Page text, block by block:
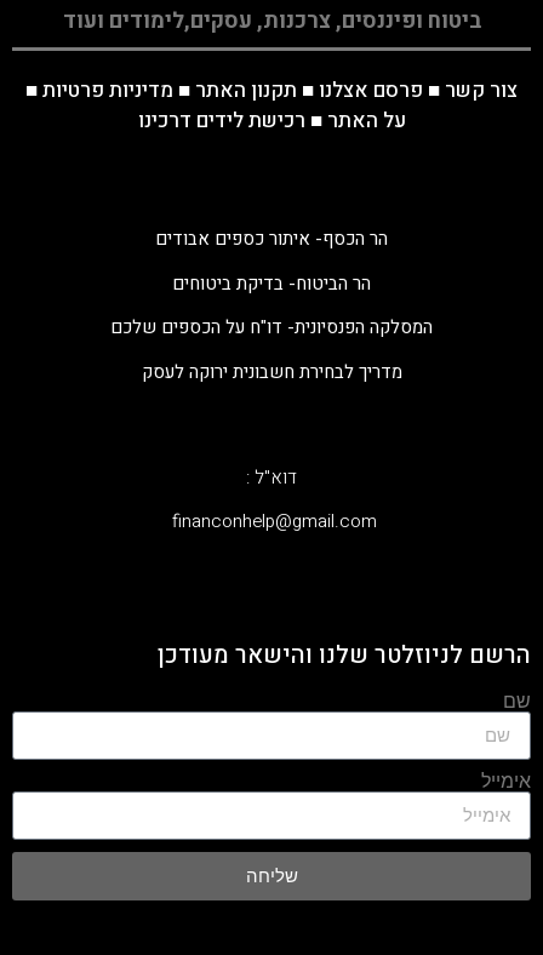
ביטוח ופיננסים, צרכנות, עסקים,לימודים ועוד
צור קשר ■ פרסם אצלנו ■ תקנון האתר ■ מדיניות פרטיות■
על האתר ■ רכישת לידים דרכינו
הר הכסף- איתור כספים אבודים
הר הביטוח- בדיקת ביטוחים
המסלקה הפנסיונית- דו"ח על הכספים שלכם
מדריך לבחירת חשבונית ירוקה לעסק
דוא"ל :
‫financonhelp@gmail.com‬
הרשם לניוזלטר שלנו והישאר מעודכן
שם
אימייל
שליחה